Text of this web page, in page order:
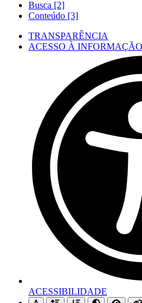
Busca [2]
Conteúdo [3]
TRANSPARÊNCIA
ACESSO À INFORMAÇÃO
ACESSIBILIDADE